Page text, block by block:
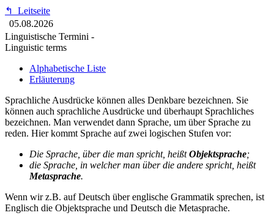
↰
Leitseite
05.08.2026
Linguistische Termini -
Linguistic terms
Alphabetische Liste
Erläuterung
Sprachliche Ausdrücke können alles Denkbare bezeichnen. Sie
können auch sprachliche Ausdrücke und überhaupt Sprachliches
bezeichnen. Man verwendet dann Sprache, um über Sprache zu
reden. Hier kommt Sprache auf zwei logischen Stufen vor:
Die Sprache, über die man spricht, heißtObjektsprache;
die Sprache, in welcher man über die andere spricht, heißt
Metasprache.
Wenn wir z.B. auf Deutsch über englische Grammatik sprechen, ist
Englisch die Objektsprache und Deutsch die Metasprache.